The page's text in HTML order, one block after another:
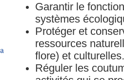
Garantir le
systèmes
Protéger et
ressources
flore) et culturelles.
Réguler les